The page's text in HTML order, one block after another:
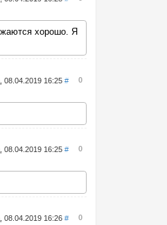
хорошо. Я
08.04.2019 16:25# 0
08.04.2019 16:25# 0
08.04.2019 16:26# 0